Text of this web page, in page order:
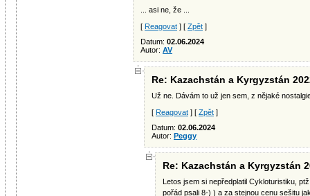
... asi ne, že ...
[ Reagovat ] [ Zpět ]
Datum: 02.06.2024
Autor: AV
Re: Kazachstán a Kyrgyzstán
Už ne. Dávám to už jen sem, z nějaké
[ Reagovat ] [ Zpět ]
Datum: 02.06.2024
Autor: Peggy
Re: Kazachstán a Kyrgyzstán
Letos jsem si nepředplatil Cykloturistiku,
pořád psali 8-) ) a za stejnou cenu sešitu